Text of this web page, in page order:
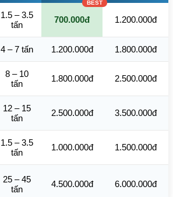
1.5 – 3.5
tấn
700.000đ 1.200.000đ
4 – 7 tấn 1.200.000đ 1.800.000đ
8 – 10
tấn
1.800.000đ 2.500.000đ
12 – 15
tấn
2.500.000đ 3.500.000đ
1.5 – 3.5
tấn
1.000.000đ 1.500.000đ
25 – 45
tấn
4.500.000đ 6.000.000đ